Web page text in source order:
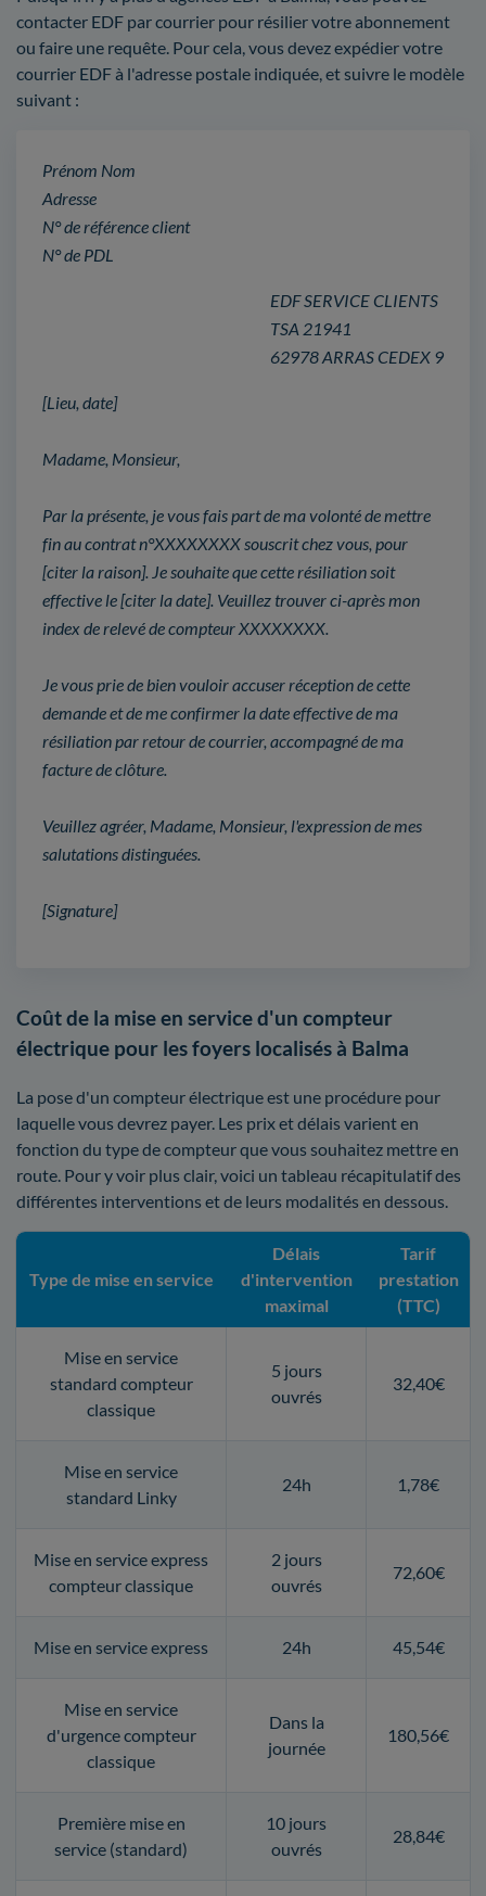
contacter EDF par courrier pour résilier votre abonnement
ou faire une requête. Pour cela, vous devez expédier votre
courrier EDF à l'adresse postale indiquée, et suivre le modèle
suivant :
Prénom Nom
Adresse
N° de référence client
N° de PDL
EDF SERVICE CLIENTS
TSA 21941
62978 ARRAS CEDEX 9
[Lieu, date]
Madame, Monsieur,
Par la présente, je vous fais part de ma volonté de mettre
fin au contrat n°XXXXXXXX souscrit chez vous, pour
[citer la raison]. Je souhaite que cette résiliation soit
effective le [citer la date]. Veuillez trouver ci-après mon
index de relevé de compteur XXXXXXXX.
Je vous prie de bien vouloir accuser réception de cette
demande et de me confirmer la date effective de ma
résiliation par retour de courrier, accompagné de ma
facture de clôture.
Veuillez agréer, Madame, Monsieur, l'expression de mes
salutations distinguées.
[Signature]
Coût de la mise en service d'un compteur
électrique pour les foyers localisés à Balma
La pose d'un compteur électrique est une procédure pour
laquelle vous devrez payer. Les prix et délais varient en
fonction du type de compteur que vous souhaitez mettre en
route. Pour y voir plus clair, voici un tableau récapitulatif des
différentes interventions et de leurs modalités en dessous.
Type de mise en service
Délais
d'intervention
maximal
Tarif
prestation
(TTC)
Mise en service
standard compteur
classique
5 jours
ouvrés
32,40€
Mise en service
standard Linky
24h 1,78€
Mise en service express
compteur classique
2 jours
ouvrés
72,60€
Mise en service express 24h 45,54€
Mise en service
d'urgence compteur
classique
Dans la
journée
180,56€
Première mise en
service (standard)
10 jours
ouvrés
28,84€